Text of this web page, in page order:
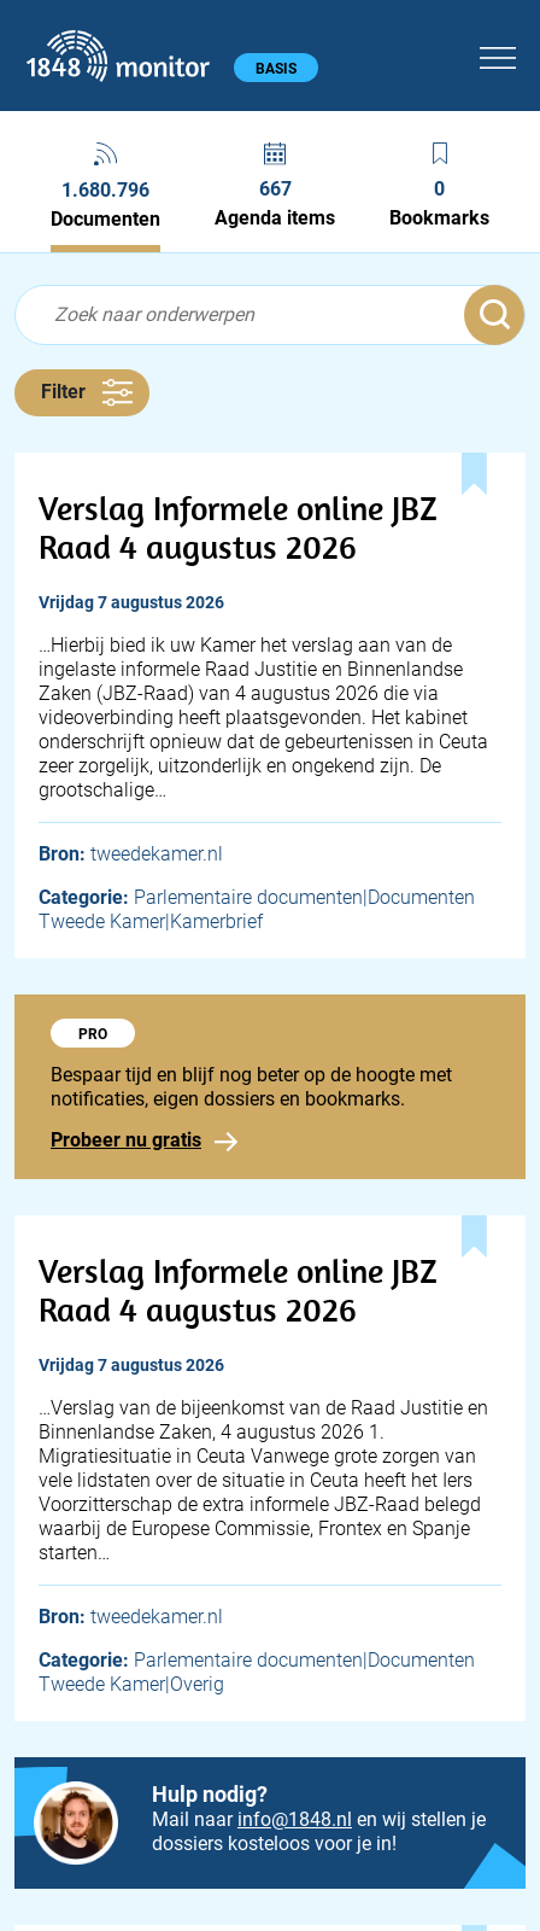
Hoofdmenu BASIS
1.680.796
Documenten
667
Agenda items
0
Bookmarks
Documenten feed
Feed
Filter
Verslag Informele online JBZ
Raad 4 augustus 2026
vrijdag 7 augustus 2026
… Hierbij bied ik uw Kamer het verslag aan van de
ingelaste informele Raad Justitie en Binnenlandse
Zaken (JBZ-Raad) van 4 augustus 2026 die via
videoverbinding heeft plaatsgevonden. Het kabinet
onderschrijft opnieuw dat de gebeurtenissen in Ceuta
zeer zorgelijk, uitzonderlijk en ongekend zijn. De
grootschalige…
Bron: tweedekamer.nl
Categorie: Parlementaire documenten|Documenten
Tweede Kamer|Kamerbrief
Probeer 1848 Pro
PRO
Bespaar tijd en blijf nog beter op de hoogte met
notificaties, eigen dossiers en bookmarks.
Probeer nu gratis
Verslag Informele online JBZ
Raad 4 augustus 2026
vrijdag 7 augustus 2026
… Verslag van de bijeenkomst van de Raad Justitie en
Binnenlandse Zaken, 4 augustus 2026 1.
Migratiesituatie in Ceuta Vanwege grote zorgen van
vele lidstaten over de situatie in Ceuta heeft het Iers
Voorzitterschap de extra informele JBZ-Raad belegd
waarbij de Europese Commissie, Frontex en Spanje
starten…
Bron: tweedekamer.nl
Categorie: Parlementaire documenten|Documenten
Tweede Kamer|Overig
Hulp nodig?
Mail naar info@1848.nl en wij stellen je
dossiers kosteloos voor je in!